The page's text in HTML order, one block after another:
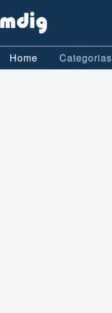
Home Categorias